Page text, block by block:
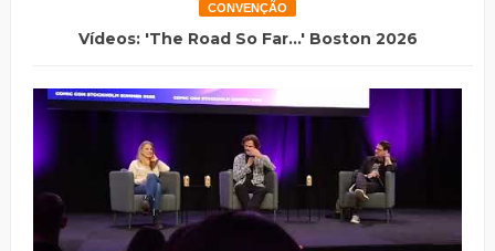
CONVENÇÃO
Vídeos: 'The Road So Far...' Boston 2026